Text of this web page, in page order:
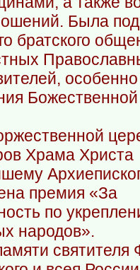
Была
братского
особенно
Божественной
Храма Христа
премия «За
по
народов».
святителя